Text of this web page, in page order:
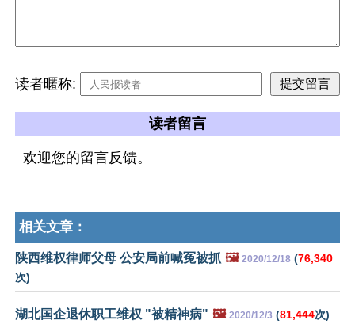
读者暱称:
读者留言
欢迎您的留言反馈。
相关文章：
陕西维权律师父母 公安局前喊冤被抓 🖼️ 2020/12/18 (76,340
次)
湖北国企退休职工维权 "被精神病" 🖼️ 2020/12/3 (81,444次)